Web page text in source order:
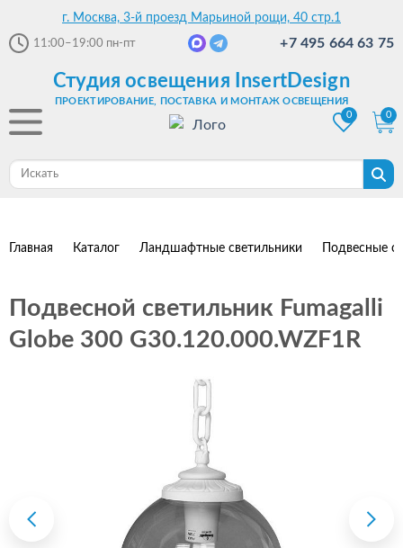
г. Москва, 3-й проезд Марьиной рощи, 40 стр.1
11:00–19:00 пн-пт +7 495 664 63 75
Студия освещения InsertDesign
ПРОЕКТИРОВАНИЕ, ПОСТАВКА И МОНТАЖ ОСВЕЩЕНИЯ
0
0
Главная Каталог Ландшафтные светильники Подвесные
Подвесной светильник Fumagalli
Globe 300 G30.120.000.WZF1R